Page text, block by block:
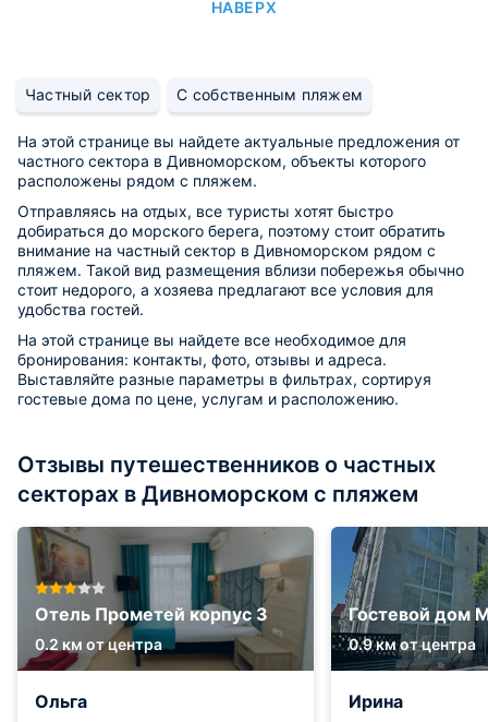
НАВЕРХ
Частный сектор С собственным пляжем
На этой странице вы найдете актуальные предложения от
частного сектора в Дивноморском, объекты которого
расположены рядом с пляжем.
Отправляясь на отдых, все туристы хотят быстро
добираться до морского берега, поэтому стоит обратить
внимание на частный сектор в Дивноморском рядом с
пляжем. Такой вид размещения вблизи побережья обычно
стоит недорого, а хозяева предлагают все условия для
удобства гостей.
На этой странице вы найдете все необходимое для
бронирования: контакты, фото, отзывы и адреса.
Выставляйте разные параметры в фильтрах, сортируя
гостевые дома по цене, услугам и расположению.
Отзывы путешественников о частных
секторах в Дивноморском с пляжем
Отель Прометей корпус 3
0.2 км от центра
Ольга
Гостевой дом
0.9 км от центра
Ирина